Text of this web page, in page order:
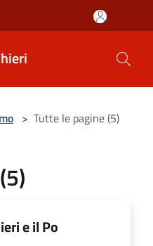
> Tutte le pagine (5)
e il Po